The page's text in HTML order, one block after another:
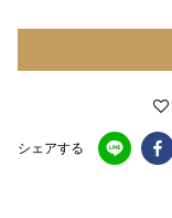
シェアする